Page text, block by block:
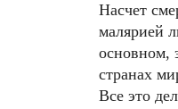
Насчет
малярией
основном,
странах
Все это